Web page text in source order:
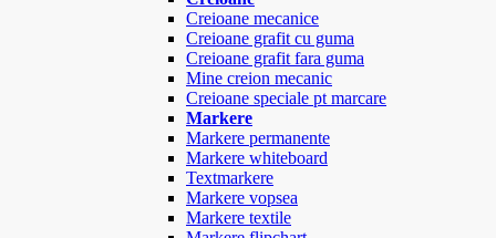
Creioane mecanice
Creioane grafit cu guma
Creioane grafit fara guma
Mine creion mecanic
Creioane speciale pt marcare
Markere
Markere permanente
Markere whiteboard
Textmarkere
Markere vopsea
Markere textile